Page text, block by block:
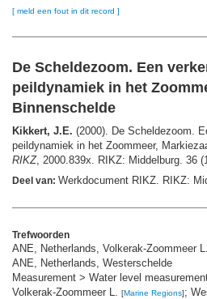
[ meld een fout in dit record ]
De Scheldezoom. Een
peildynamiek in het
Binnenschelde
Kikkert, J.E. (2000). De Scheldezoom.
peildynamiek in het Zoommeer,
RIKZ, 2000.839x. RIKZ: Middelburg. 36
Deel van: Werkdocument RIKZ. RIKZ:
Trefwoorden
ANE, Netherlands, Volkerak-Zoommeer L.
ANE, Netherlands, Westerschelde
Measurement > Water level
Volkerak-Zoommeer L.
[Marine Regions];